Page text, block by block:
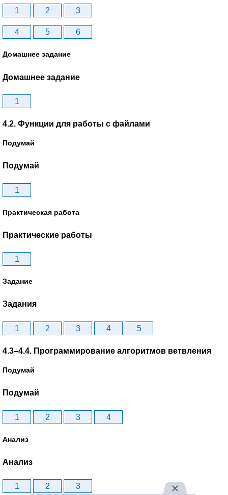
1 2 3
4 5 6
Домашнее задание
Домашнее задание
1
4.2. Функции для работы с файлами
Подумай
Подумай
1
Практическая работа
Практические работы
1
Задание
Задания
1 2 3 4 5
4.3–4.4. Программирование алгоритмов ветвления
Подумай
Подумай
1 2 3 4
Анализ
Анализ
1 2 3